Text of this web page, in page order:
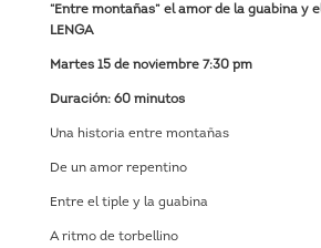
“Entre montañas” el amor de la guabina y
LENGA
Martes 15 de noviembre 7:30 pm
Duración: 60 minutos
Una historia entre montañas
De un amor repentino
Entre el tiple y la guabina
A ritmo de torbellino